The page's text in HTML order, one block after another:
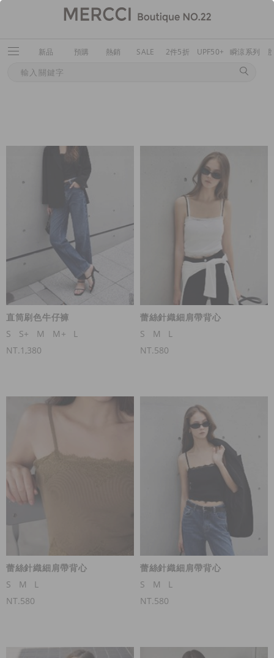
新品 預購 熱銷 SALE 2件5折 UPF50+ 瞬涼系列
直筒刷色牛仔褲
S
S+ M M+
L
NT.1,380
蕾絲針織細肩帶背心
S
M
L
NT.580
蕾絲針織細肩帶背心
S
M
L
NT.580
蕾絲針織細肩帶背心
S
M
L
NT.580